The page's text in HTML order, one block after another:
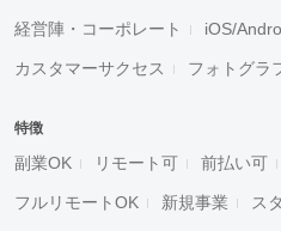
経営陣・コーポレート iOS/
カスタマーサクセス フォトグラ
特徴
副業OK リモート可 前払い可
フルリモートOK 新規事業 ス